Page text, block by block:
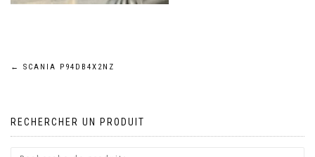
Navigation
l’article
← SCANIA P94DB4X2NZ
RECHERCHER UN PRODUIT